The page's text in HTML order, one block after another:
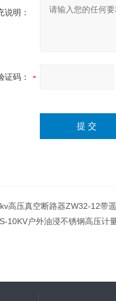
说明：
证码：
高压真空断路器ZW32-12带
10KV户外油浸不锈钢高压计